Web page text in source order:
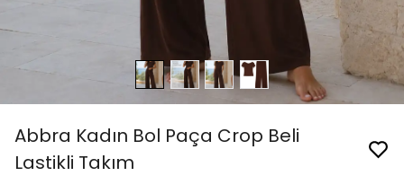
Abbra Kadın Bol Paça Crop Beli
Lastikli Takım